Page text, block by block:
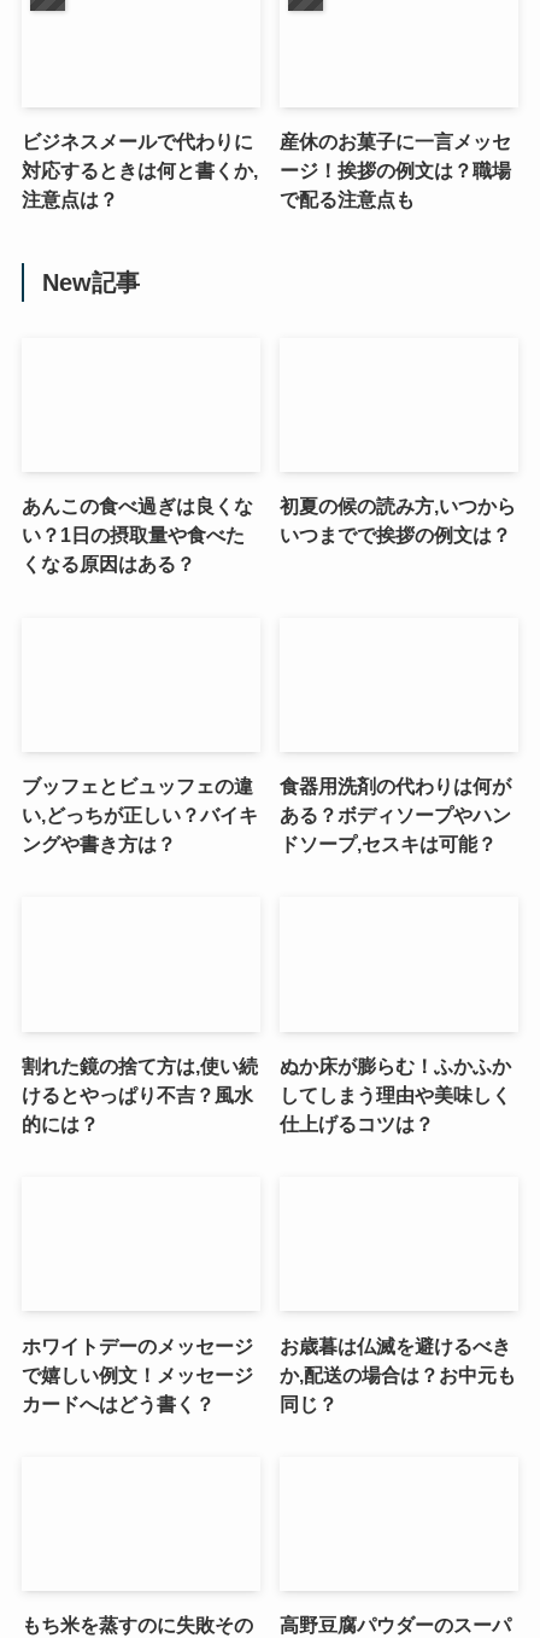
ビジネスメールで代わりに
対応するときは何と書くか,
注意点は？
産休のお菓子に一言メッセ
ージ！挨拶の例文は？職場
で配る注意点も
New記事
あんこの食べ過ぎは良くな
い？1日の摂取量や食べた
くなる原因はある？
初夏の候の読み方,いつから
いつまでで挨拶の例文は？
ブッフェとビュッフェの違
い,どっちが正しい？バイキ
ングや書き方は？
食器用洗剤の代わりは何が
ある？ボディソープやハン
ドソープ,セスキは可能？
割れた鏡の捨て方は,使い続
けるとやっぱり不吉？風水
的には？
ぬか床が膨らむ！ふかふか
してしまう理由や美味しく
仕上げるコツは？
ホワイトデーのメッセージ
で嬉しい例文！メッセージ
カードへはどう書く？
お歳暮は仏滅を避けるべき
か,配送の場合は？お中元も
同じ？
もち米を蒸すのに失敗その
高野豆腐パウダーのスーパ